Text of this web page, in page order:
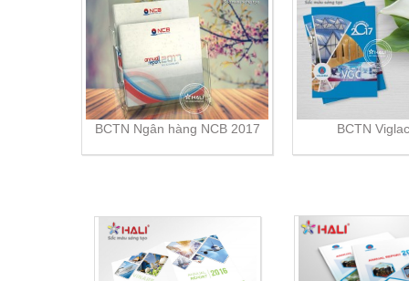
BCTN Ngân hàng NCB 2017 BCTN